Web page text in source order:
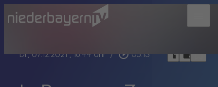
Di., 07.12.2021, 16:44 Uhr / play_circle_outline 05:13 headphoneschrome_reader_modebookmark_border